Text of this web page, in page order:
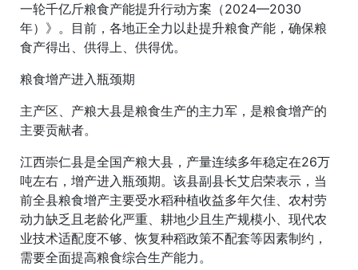
一轮千亿斤粮食产能提升行动方案（2024—2030
年）》。目前，各地正全力以赴提升粮食产能，确保粮
食产得出、供得上、供得优。
粮食增产进入瓶颈期
主产区、产粮大县是粮食生产的主力军，是粮食增产的
主要贡献者。
江西崇仁县是全国产粮大县，产量连续多年稳定在26万
吨左右，增产进入瓶颈期。该县副县长艾启荣表示，当
前全县粮食增产主要受水稻种植收益多年欠佳、农村劳
动力缺乏且老龄化严重、耕地少且生产规模小、现代农
业技术适配度不够、恢复种稻政策不配套等因素制约，
需要全面提高粮食综合生产能力。